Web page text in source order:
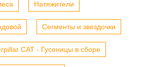
Натяжители
Сегменты и звездочки
CAT - Гусеницы в сборе